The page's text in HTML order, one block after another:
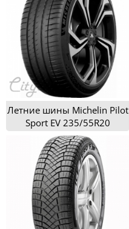
Летние шины Michelin Pilot
Sport EV 235/55R20